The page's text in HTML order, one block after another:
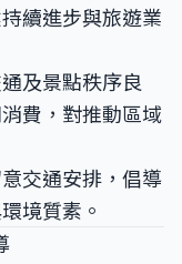
續進步與旅遊業
及景點秩序良
費，對推動區域
交通安排，倡導
境質素。